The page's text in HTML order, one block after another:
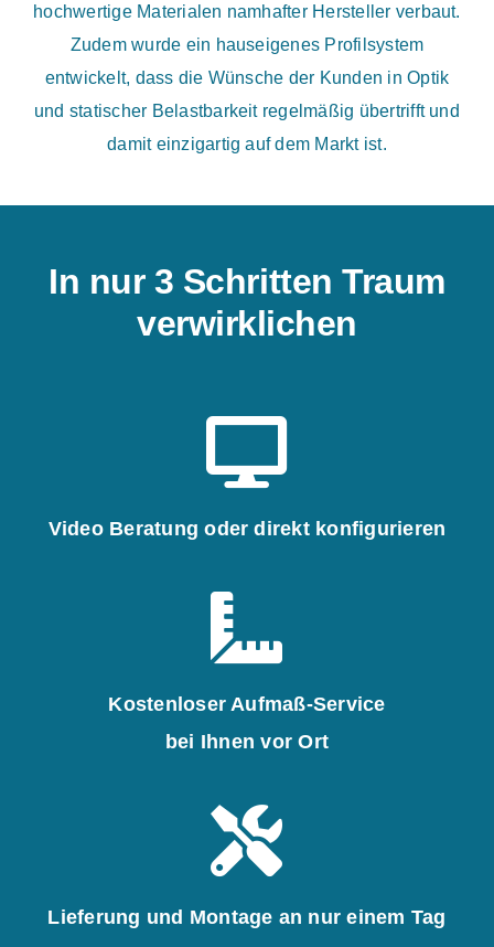
hochwertige Materialen namhafter Hersteller verbaut.
Zudem wurde ein hauseigenes Profilsystem
entwickelt, dass die Wünsche der Kunden in Optik
und statischer Belastbarkeit regelmäßig übertrifft und
damit einzigartig auf dem Markt ist.
In nur 3 Schritten Traum
verwirklichen
Video Beratung oder direkt konfigurieren
Kostenloser Aufmaß-Service
bei Ihnen vor Ort
Lieferung und Montage an nur einem Tag